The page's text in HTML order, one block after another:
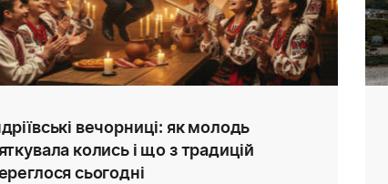
вечорниці: як молодь
колись і що з традицій
сьогодні